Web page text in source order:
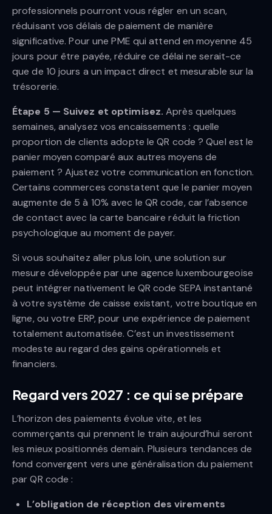
professionnels pourront vous régler en un scan,
réduisant vos délais de paiement de manière
significative. Pour une PME qui attend en moyenne 45
jours pour être payée, réduire ce délai ne serait-ce
que de 10 jours a un impact direct et mesurable sur la
trésorerie.
Étape 5 — Suivez et optimisez. Après quelques
semaines, analysez vos encaissements : quelle
proportion de clients adopte le QR code ? Quel est le
panier moyen comparé aux autres moyens de
paiement ? Ajustez votre communication en fonction.
Certains commerces constatent que le panier moyen
augmente de 5 à 10% avec le QR code, car l’absence
de contact avec la carte bancaire réduit la friction
psychologique au moment de payer.
Si vous souhaitez aller plus loin, une solution sur
mesure développée par une agence luxembourgeoise
peut intégrer nativement le QR code SEPA instantané
à votre système de caisse existant, votre boutique en
ligne, ou votre ERP, pour une expérience de paiement
totalement automatisée. C’est un investissement
modeste au regard des gains opérationnels et
financiers.
Regard vers 2027 : ce qui se prépare
L’horizon des paiements évolue vite, et les
commerçants qui prennent le train aujourd’hui seront
les mieux positionnés demain. Plusieurs tendances de
fond convergent vers une généralisation du paiement
par QR code :
L’obligation de réception des virements